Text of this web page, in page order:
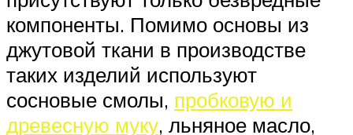
компоненты. Помимо основы из
джутовой ткани в производстве
таких изделий используют
сосновые смолы, пробковую и
древесную муку, льняное масло,